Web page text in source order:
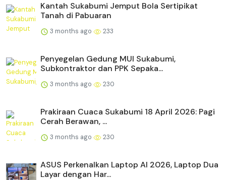
Kantah Sukabumi Jemput Bola Sertipikat
Tanah di Pabuaran
3 months ago 233
Penyegelan Gedung MUI Sukabumi,
Subkontraktor dan PPK Sepaka...
3 months ago 230
Prakiraan Cuaca Sukabumi 18 April 2026: Pagi
Cerah Berawan, ...
3 months ago 230
ASUS Perkenalkan Laptop AI 2026, Laptop Dua
Layar dengan Har...